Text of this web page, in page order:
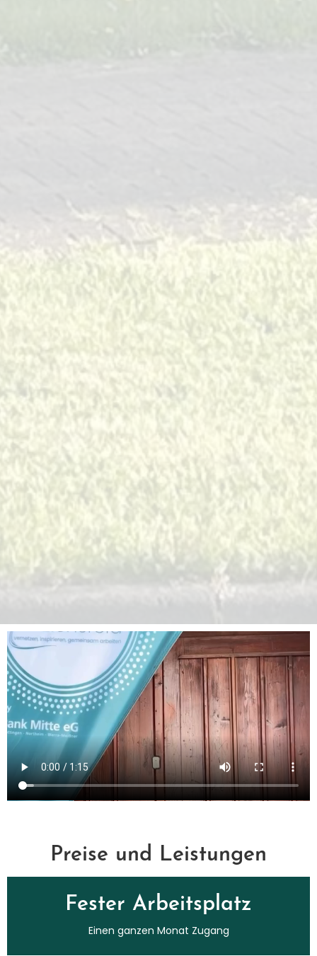
Preise und Leistungen
Fester Arbeitsplatz​
Einen ganzen Monat Zugang​